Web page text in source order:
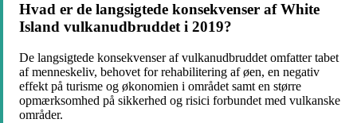
Hvad er de langsigtede konsekvenser af White
Island vulkanudbruddet i 2019?
De langsigtede konsekvenser af vulkanudbruddet omfatter tabet
af menneskeliv, behovet for rehabilitering af øen, en negativ
effekt på turisme og økonomien i området samt en større
opmærksomhed på sikkerhed og risici forbundet med vulkanske
områder.